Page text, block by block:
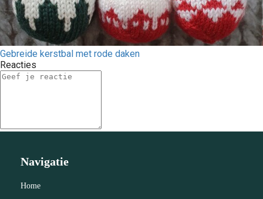
Gebreide kerstbal met rode daken
Reacties
Navigatie
Home